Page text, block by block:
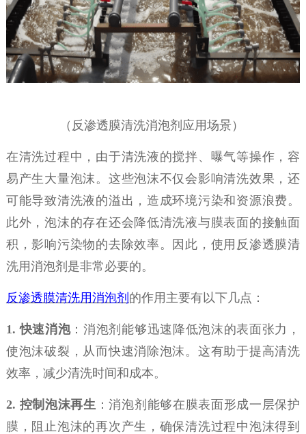
（ 反渗透膜清洗消泡剂应用场景）
在清洗过程中，由于清洗液的搅拌、曝气等操作，容
易产生大量泡沫。这些泡沫不仅会影响清洗效果，还
可能导致清洗液的溢出，造成环境污染和资源浪费。
此外，泡沫的存在还会降低清洗液与膜表面的接触面
积，影响污染物的去除效率。因此，使用反渗透膜清
洗用消泡剂是非常必要的。
反渗透膜清洗用消泡剂 的作用主要有以下几点：
1.快速消泡：消泡剂能够迅速降低泡沫的表面张力，
使泡沫破裂，从而快速消除泡沫。这有助于提高清洗
效率，减少清洗时间和成本。
2. 控制泡沫再生 ：消泡剂能够在膜表面形成一层保护
膜，阻止泡沫的再次产生，确保清洗过程中泡沫得到